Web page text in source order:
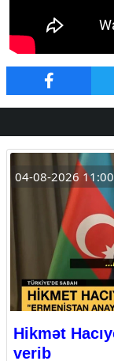
04-08-2026 11:00
Hikmət
verib